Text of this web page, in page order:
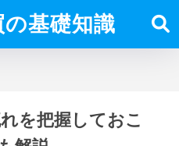
基礎知識
を把握しておこ